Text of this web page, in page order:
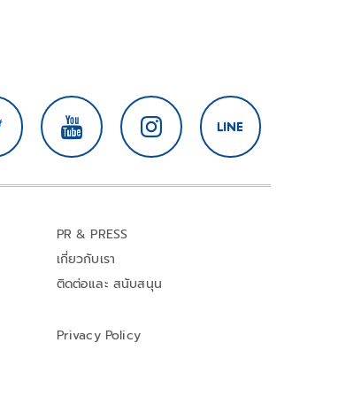
PR & PRESS
เกี่ยวกับเรา
ติดต่อและ สนับสนุน
Privacy Policy